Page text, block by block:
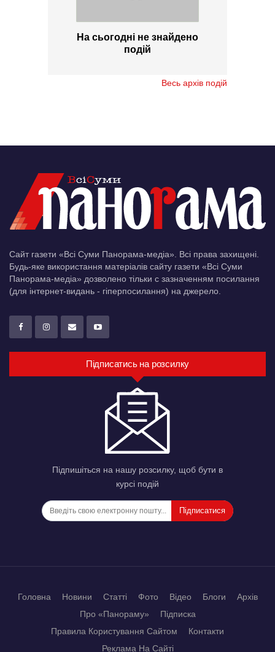
На сьогодні не знайдено
подій
Весь архів подій
Сайт газети «Всі Суми Панорама-медіа». Всі права захищені.
Будь-яке використання матеріалів сайту газети «Всі Суми
Панорама-медіа» дозволено тільки c зазначенням посилання
(для інтернет-видань - гіперпосилання) на джерело.
Підписатись на розсилку
Підпишіться на нашу розсилку, щоб бути в
курсі подій
Підписатися
Головна Новини Статті Фото Відео Блоги
Архів
Про «Панораму»
Підписка
Правила Користування Сайтом
Контакти
Реклама На Сайті